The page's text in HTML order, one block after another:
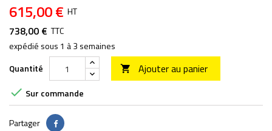
615,00 € HT
738,00 € TTC
expédié sous 1 à 3 semaines
Quantité
 Ajouter au panier
 Sur commande
Partager Partager